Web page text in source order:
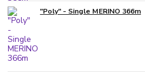
"Poly" - Single MERINO 366m